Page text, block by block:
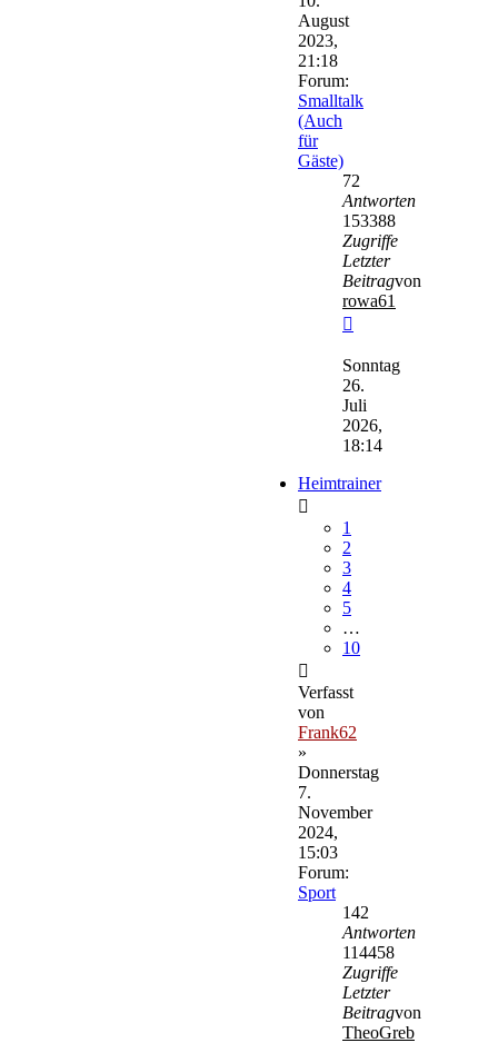
August
2023,
21:18
Forum:
Smalltalk
(Auch
für
Gäste)
72
Antworten
153388
Zugriffe
Letzter
Beitragvon
rowa61
Beitrag
Sonntag
26.
Juli
2026,
18:14
Heimtrainer
1
2
3
4
5
…
10
Verfasst
von
Frank62
»
Donnerstag
7.
November
2024,
15:03
Forum:
Sport
142
Antworten
114458
Zugriffe
Letzter
Beitragvon
TheoGreb